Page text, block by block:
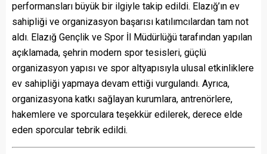
performansları büyük bir ilgiyle takip edildi. Elazığ’ın ev
sahipliği ve organizasyon başarısı katılımcılardan tam not
aldı. Elazığ Gençlik ve Spor İl Müdürlüğü tarafından yapılan
açıklamada, şehrin modern spor tesisleri, güçlü
organizasyon yapısı ve spor altyapısıyla ulusal etkinliklere
ev sahipliği yapmaya devam ettiği vurgulandı. Ayrıca,
organizasyona katkı sağlayan kurumlara, antrenörlere,
hakemlere ve sporculara teşekkür edilerek, derece elde
eden sporcular tebrik edildi.